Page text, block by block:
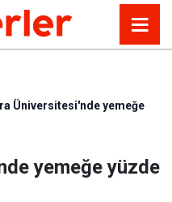
Üniversitesi'nde yemeğe
yemeğe yüzde